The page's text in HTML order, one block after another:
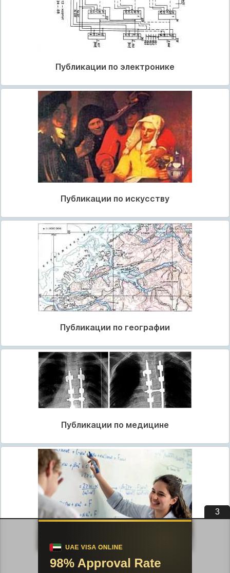
Публикации по электронике
Публикации по искусству
Публикации по географии
Публикации по медицине
Публикации по педагогике
2